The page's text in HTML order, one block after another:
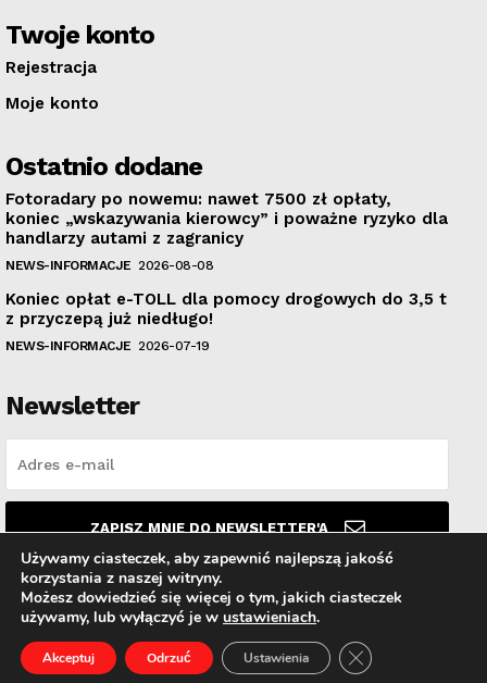
Twoje konto
Rejestracja
Moje konto
Ostatnio dodane
Fotoradary po nowemu: nawet 7500 zł opłaty,
koniec „wskazywania kierowcy” i poważne ryzyko dla
handlarzy autami z zagranicy
NEWS-INFORMACJE 2026-08-08
Koniec opłat e-TOLL dla pomocy drogowych do 3,5 t
z przyczepą już niedługo!
NEWS-INFORMACJE 2026-07-19
Newsletter
ZAPISZ MNIE DO NEWSLETTER'A
Przeczytałem i akceptujęPolitykę prywatności
© PolskiAutoHandel.pl
Używamy ciasteczek, aby zapewnić najlepszą jakość
korzystania z naszej witryny.
Możesz dowiedzieć się więcej o tym, jakich ciasteczek
używamy, lub wyłączyć je w ustawieniach.
Akceptuj Odrzuć Ustawienia Zamknij panel